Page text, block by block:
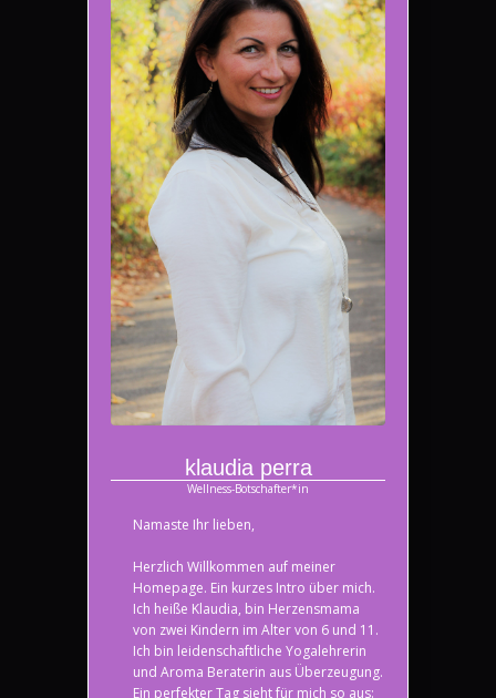
klaudia perra
Wellness-Botschafter*in
Namaste Ihr lieben,
Herzlich Willkommen auf meiner
Homepage. Ein kurzes Intro über mich.
Ich heiße Klaudia, bin Herzensmama
von zwei Kindern im Alter von 6 und 11.
Ich bin leidenschaftliche Yogalehrerin
und Aroma Beraterin aus Überzeugung.
Ein perfekter Tag sieht für mich so aus: